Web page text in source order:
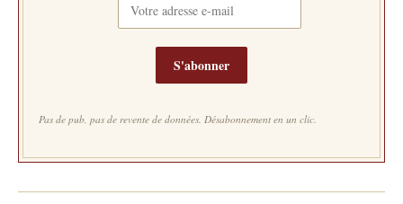
S'abonner
Pas de pub, pas de revente de données. Désabonnement en un clic.